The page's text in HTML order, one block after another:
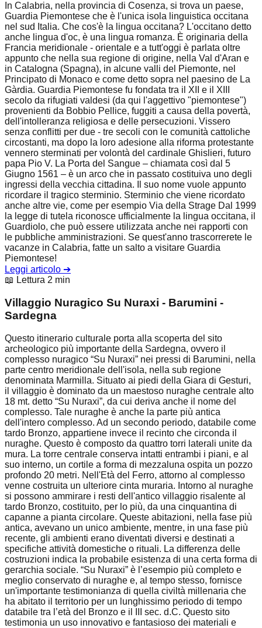
In Calabria, nella provincia di Cosenza, si trova un paese,
Guardia Piemontese che è l'unica isola linguistica occitana
nel sud Italia. Che cos'è la lingua occitana? L'occitano detto
anche lingua d'oc, è una lingua romanza. È originaria della
Francia meridionale - orientale e a tutt'oggi è parlata oltre
appunto che nella sua regione di origine, nella Val d'Aran e
in Catalogna (Spagna), in alcune valli del Piemonte, nel
Principato di Monaco e come detto sopra nel paesino de La
Gàrdia. Guardia Piemontese fu fondata tra il XII e il XIII
secolo da rifugiati valdesi (da qui l'aggettivo "piemontese")
provenienti da Bobbio Pellice, fuggiti a causa della povertà,
dell'intolleranza religiosa e delle persecuzioni. Vissero
senza conflitti per due - tre secoli con le comunità cattoliche
circostanti, ma dopo la loro adesione alla riforma protestante
vennero sterminati per volontà del cardinale Ghislieri, futuro
papa Pio V. La Porta del Sangue – chiamata così dal 5
Giugno 1561 – è un arco che in passato costituiva uno degli
ingressi della vecchia cittadina. Il suo nome vuole appunto
ricordare il tragico sterminio. Sterminio che viene ricordato
anche altre vie, come per esempio Via della Strage Dal 1999
la legge di tutela riconosce ufficialmente la lingua occitana, il
Guardiolo, che può essere utilizzata anche nei rapporti con
le pubbliche amministrazioni. Se quest'anno trascorrerete le
vacanze in Calabria, fatte un salto a visitare Guardia
Piemontese!
Leggi articolo ➔
📖 Lettura 2 min
Villaggio Nuragico Su Nuraxi - Barumini -
Sardegna
Questo itinerario culturale porta alla scoperta del sito
archeologico più importante della Sardegna, ovvero il
complesso nuragico “Su Nuraxi” nei pressi di Barumini, nella
parte centro meridionale dell'isola, nella sub regione
denominata Marmilla. Situato ai piedi della Giara di Gesturi,
il villaggio è dominato da un maestoso nuraghe centrale alto
18 mt. detto “Su Nuraxi”, da cui deriva anche il nome del
complesso. Tale nuraghe è anche la parte più antica
dell'intero complesso. Ad un secondo periodo, databile come
tardo Bronzo, appartiene invece il recinto che circonda il
nuraghe. Questo è composto da quattro torri laterali unite da
mura. La torre centrale conserva intatti entrambi i piani, e al
suo interno, un cortile a forma di mezzaluna ospita un pozzo
profondo 20 metri. Nell'Età del Ferro, attorno al complesso
venne costruita un ulteriore cinta muraria. Intorno al nuraghe
si possono ammirare i resti dell'antico villaggio risalente al
tardo Bronzo, costituito, per lo più, da una cinquantina di
capanne a pianta circolare. Queste abitazioni, nella fase più
antica, avevano un unico ambiente, mentre, in una fase più
recente, gli ambienti erano diventati diversi e destinati a
specifiche attività domestiche o rituali. La differenza delle
costruzioni indica la probabile esistenza di una certa forma di
gerarchia sociale. “Su Nuraxi” è l’esempio più completo e
meglio conservato di nuraghe e, al tempo stesso, fornisce
un'importante testimonianza di quella civiltà millenaria che
ha abitato il territorio per un lunghissimo periodo di tempo
databile tra l’età del Bronzo e il III sec. d.C. Questo sito
testimonia un uso innovativo e fantasioso dei materiali e